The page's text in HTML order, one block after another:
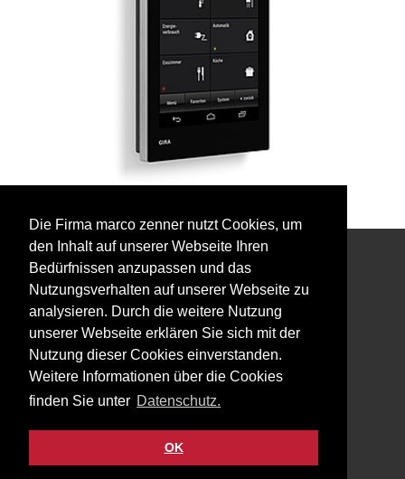
Die Firma marco zenner nutzt Cookies, um
den Inhalt auf unserer Webseite Ihren
Bedürfnissen anzupassen und das
Nutzungsverhalten auf unserer Webseite zu
analysieren. Durch die weitere Nutzung
unserer Webseite erklären Sie sich mit der
Nutzung dieser Cookies einverstanden.
Weitere Informationen über die Cookies
finden Sie unter Datenschutz.
OK
Interessiert an unserem Newsletter?
Impressum
Datenschutz
Kontakt
Facebook